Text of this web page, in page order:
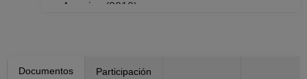
America (2010)
Estados Unidos America (2020)
Documentos
Participación